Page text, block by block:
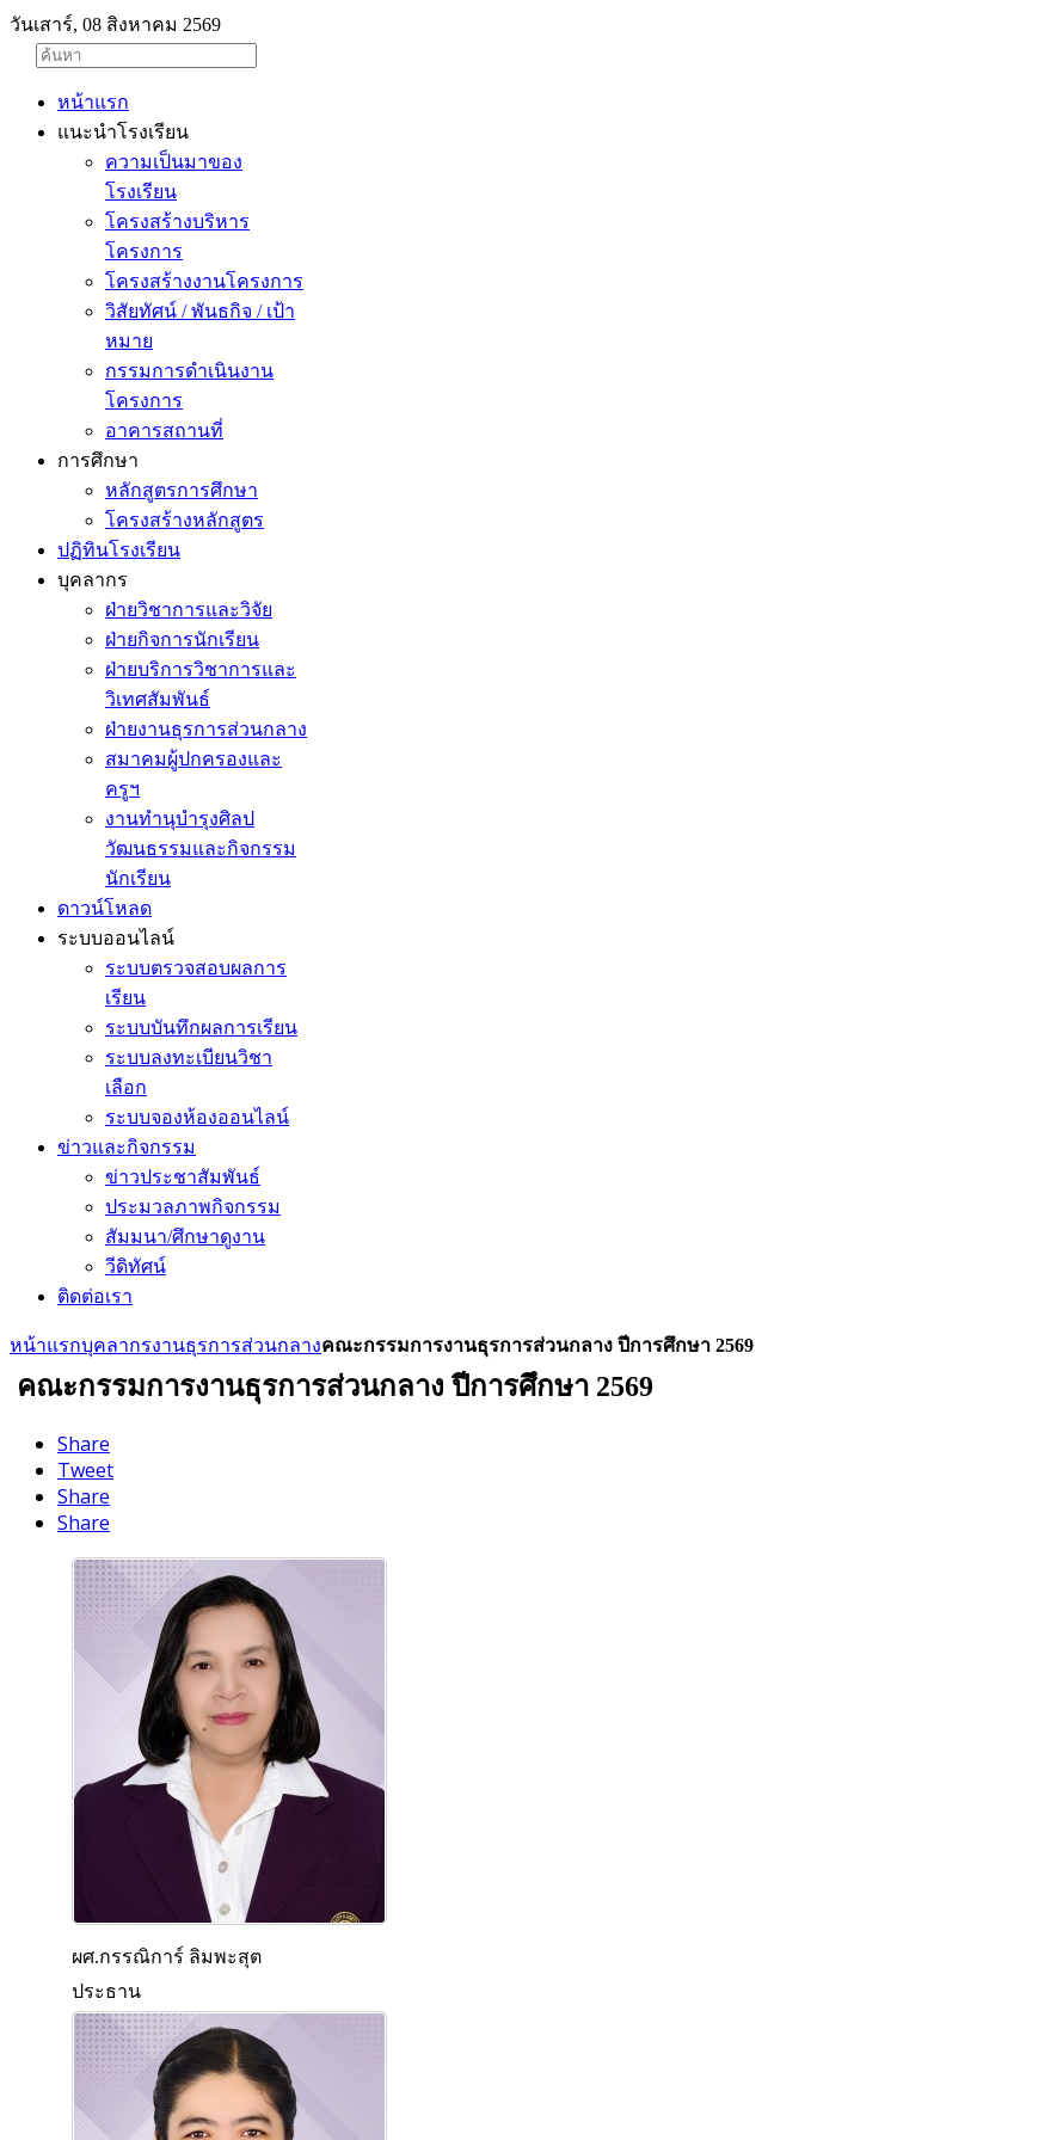
วันเสาร์, 08 สิงหาคม 2569
หน้าแรก
แนะนำโรงเรียน
ความเป็นมาของ
โรงเรียน
โครงสร้างบริหาร
โครงการ
โครงสร้างงานโครงการ
วิสัยทัศน์ / พันธกิจ / เป้า
หมาย
กรรมการดำเนินงาน
โครงการ
อาคารสถานที่
การศึกษา
หลักสูตรการศึกษา
โครงสร้างหลักสูตร
ปฏิทินโรงเรียน
บุคลากร
ฝ่ายวิชาการและวิจัย
ฝ่ายกิจการนักเรียน
ฝ่ายบริการวิชาการและ
วิเทศสัมพันธ์
ฝ่ายงานธุรการส่วนกลาง
สมาคมผู้ปกครองและ
ครูฯ
งานทำนุบำรุงศิลป
วัฒนธรรมและกิจกรรม
นักเรียน
ดาวน์โหลด
ระบบออนไลน์
ระบบตรวจสอบผลการ
เรียน
ระบบบันทึกผลการเรียน
ระบบลงทะเบียนวิชา
เลือก
ระบบจองห้องออนไลน์
ข่าวและกิจกรรม
ข่าวประชาสัมพันธ์
ประมวลภาพกิจกรรม
สัมมนา/ศึกษาดูงาน
วีดิทัศน์
ติดต่อเรา
หน้าแรกบุคลากรงานธุรการส่วนกลางคณะกรรมการงานธุรการส่วนกลาง ปีการศึกษา 2569
คณะกรรมการงานธุรการส่วนกลาง ปีการศึกษา 2569
Share
Tweet
Share
Share
ผศ.กรรณิการ์ ลิมพะสุต
ประธาน